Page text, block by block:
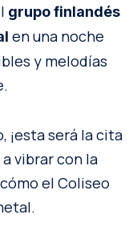
grupo finlandés
en una noche
y melodías
¡esta será la cita
vibrar con la
el Coliseo